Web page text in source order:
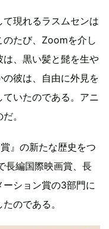
現れるラスムセンは
たび、Zoomを介し
、黒い髪と髭を生や
彼は、自由に外見を
いたのである。アニ
。
』の新たな歴史をつ
長編国際映画賞、長
ション賞の3部門に
のである。